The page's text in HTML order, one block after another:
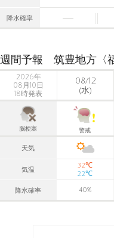
降水確率
週間予報 筑豊地方〈
2026年
08月10日
18時発表
08/12
(水)
脳梗塞 警戒
天気
気温
32℃
22℃
降水確率 40%